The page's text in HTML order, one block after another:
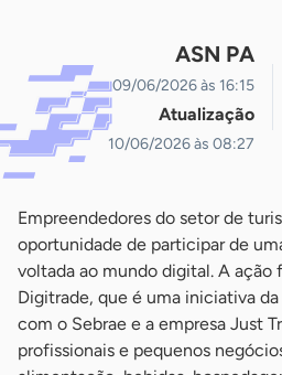
ASN PA
09/06/2026 às 16:15
Atualização
10/06/2026 às 08:27
Empreendedores do setor de
oportunidade de participar de
voltada ao mundo digital. A ação
Digitrade, que é uma iniciativa
com o Sebrae e a empresa Just
profissionais e pequenos